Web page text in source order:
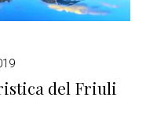
del Friuli